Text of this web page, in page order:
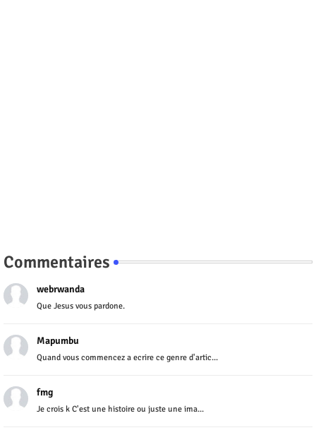
Commentaires
webrwanda
Que Jesus vous pardone.
Mapumbu
Quand vous commencez a ecrire ce genre d'artic...
fmg
Je crois k C'est une histoire ou juste une ima...